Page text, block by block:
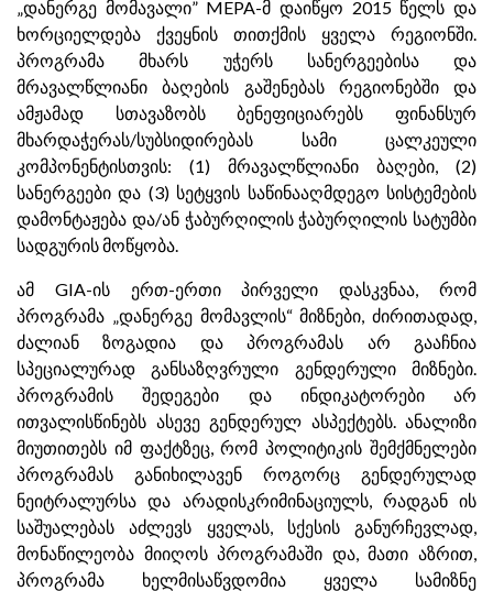
„დანერგე მომავალი” MEPA-მ დაიწყო 2015 წელს და
ხორციელდება ქვეყნის თითქმის ყველა რეგიონში.
პროგრამა მხარს უჭერს სანერგეებისა და
მრავალწლიანი ბაღების გაშენებას რეგიონებში და
ამჟამად სთავაზობს ბენეფიციარებს ფინანსურ
მხარდაჭერას/სუბსიდირებას სამი ცალკეული
კომპონენტისთვის: (1) მრავალწლიანი ბაღები, (2)
სანერგეები და (3) სეტყვის საწინააღმდეგო სისტემების
დამონტაჟება და/ან ჭაბურღილის ჭაბურღილის სატუმბი
სადგურის მოწყობა.
ამ GIA-ის ერთ-ერთი პირველი დასკვნაა, რომ
პროგრამა „დანერგე მომავლის“ მიზნები, ძირითადად,
ძალიან ზოგადია და პროგრამას არ გააჩნია
სპეციალურად განსაზღვრული გენდერული მიზნები.
პროგრამის შედეგები და ინდიკატორები არ
ითვალისწინებს ასევე გენდერულ ასპექტებს. ანალიზი
მიუთითებს იმ ფაქტზეც, რომ პოლიტიკის შემქმნელები
პროგრამას განიხილავენ როგორც გენდერულად
ნეიტრალურსა და არადისკრიმინაციულს, რადგან ის
საშუალებას აძლევს ყველას, სქესის განურჩევლად,
მონაწილეობა მიიღოს პროგრამაში და, მათი აზრით,
პროგრამა ხელმისაწვდომია ყველა სამიზნე